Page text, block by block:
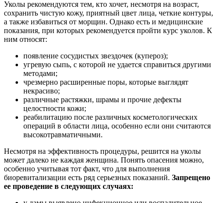
Уколы рекомендуются тем, кто хочет, несмотря на возраст,
сохранить чистую кожу, приятный цвет лица, четкие контуры,
а также избавиться от морщин. Однако есть и медицинские
показания, при которых рекомендуется пройти курс уколов. К
ним относят:
появление сосудистых звездочек (купероз);
угревую сыпь, с которой не удается справиться другими
методами;
чрезмерно расширенные поры, которые выглядят
некрасиво;
различные растяжки, шрамы и прочие дефекты
целостности кожи;
реабилитацию после различных косметологических
операций в области лица, особенно если они считаются
высокотравматичными.
Несмотря на эффективность процедуры, решится на уколы
может далеко не каждая женщина. Понять опасения можно,
особенно учитывая тот факт, что для выполнения
биоревитализации есть ряд серьезных показаний. Запрещено
ее проведение в следующих случаях: